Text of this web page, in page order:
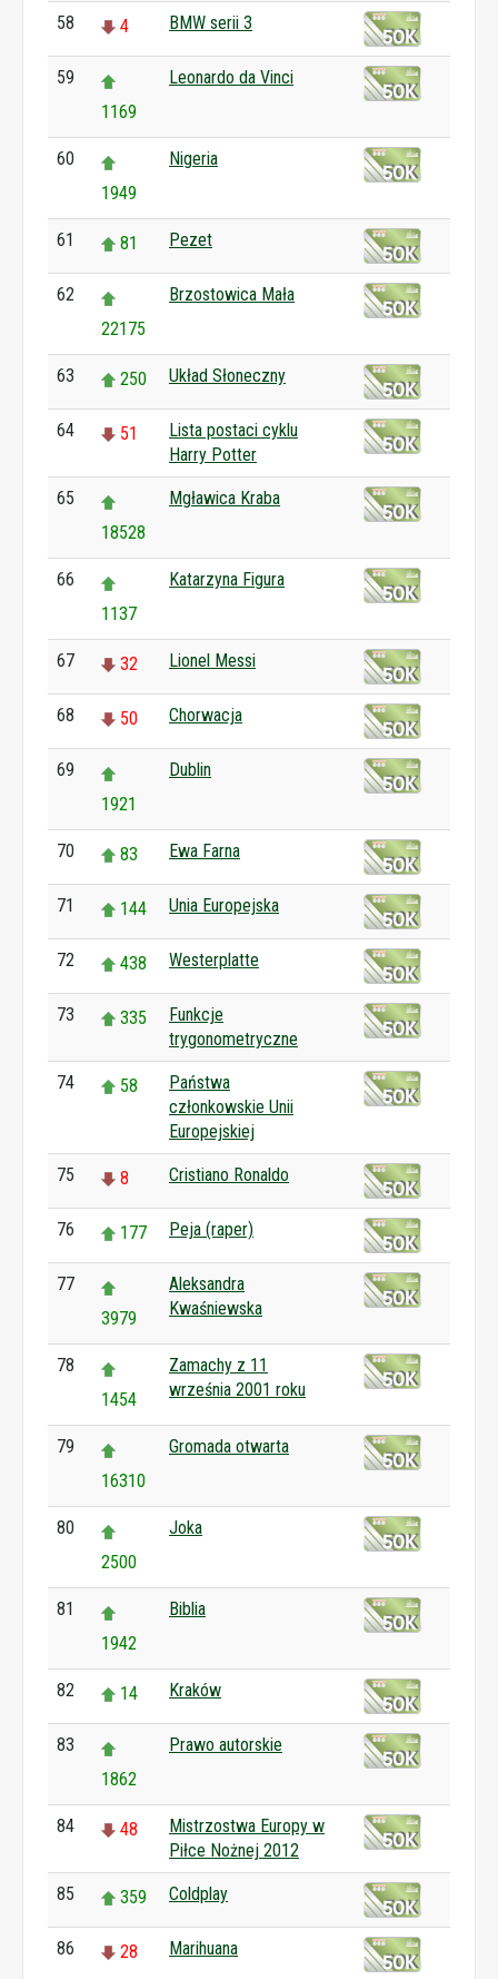
58 4 BMW serii 3
59
1169
Leonardo da Vinci
60
1949
Nigeria
61 81 Pezet
62
22175
Brzostowica Mała
63 250 Układ Słoneczny
64 51
Lista postaci cyklu
Harry Potter
65
18528
Mgławica Kraba
66
1137
Katarzyna Figura
67 32 Lionel Messi
68 50 Chorwacja
69
1921
Dublin
70 83 Ewa Farna
71 144 Unia Europejska
72 438 Westerplatte
73 335
Funkcje
trygonometryczne
74 58
Państwa
członkowskie Unii
Europejskiej
75 8 Cristiano Ronaldo
76 177 Peja (raper)
77
3979
Aleksandra
Kwaśniewska
78
1454
Zamachy z 11
września 2001 roku
79
16310
Gromada otwarta
80
2500
Joka
81
1942
Biblia
82 14 Kraków
83
1862
Prawo autorskie
84 48
Mistrzostwa Europy w
Piłce Nożnej 2012
85 359 Coldplay
86 28 Marihuana